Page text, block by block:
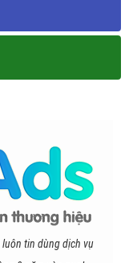
tin dùng dịch vụ